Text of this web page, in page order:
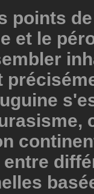
points
et le